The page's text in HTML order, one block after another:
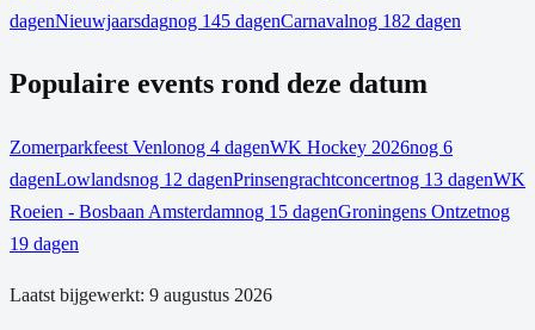
dagenNieuwjaarsdagnog 145 dagenCarnavalnog 182 dagen
Populaire events rond deze datum
Zomerparkfeest Venlonog 4 dagenWK Hockey 2026nog 6
dagenLowlandsnog 12 dagenPrinsengrachtconcertnog 13 dagenWK
Roeien - Bosbaan Amsterdamnog 15 dagenGroningens Ontzetnog
19 dagen
Laatst bijgewerkt: 9 augustus 2026